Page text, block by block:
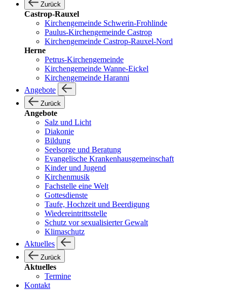
Zurück
Castrop-Rauxel
Kirchengemeinde Schwerin-Frohlinde
Paulus-Kirchengemeinde Castrop
Kirchengemeinde Castrop-Rauxel-Nord
Herne
Petrus-Kirchengemeinde
Kirchengemeinde Wanne-Eickel
Kirchengemeinde Haranni
Angebote
Zurück
Angebote
Salz und Licht
Diakonie
Bildung
Seelsorge und Beratung
Evangelische Krankenhausgemeinschaft
Kinder und Jugend
Kirchenmusik
Fachstelle eine Welt
Gottesdienste
Taufe, Hochzeit und Beerdigung
Wiedereintrittsstelle
Schutz vor sexualisierter Gewalt
Klimaschutz
Aktuelles
Zurück
Aktuelles
Termine
Kontakt